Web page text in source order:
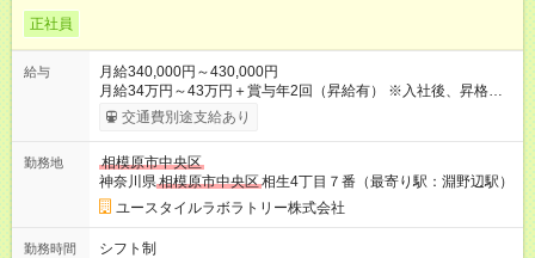
正社員
給与
月給340,000円～430,000円
月給34万円～43万円＋賞与年2回（昇給有） ※入社後、昇格や
キャリアチャレンジ制度での昇給あり 【試用期間】試用期間あ
り 試用期間の長さ：3ヶ月 雇用形態、給与は本採用時と同じで
交通費別途支給あり
勤務地
相模原市中央区
神奈川県相模原市中央区相生4丁目７番（最寄り駅：淵野辺駅）
ユースタイルラボラトリー株式会社
勤務時間
シフト制